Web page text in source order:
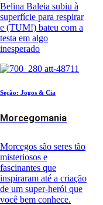
Belina Baleia subiu à
superfície para respirar
e (TUM!) bateu com a
testa em algo
inesperado
Seção: Jogos & Cia
Morcegomania
Morcegos são seres tão
misteriosos e
fascinantes que
inspiraram até a criação
de um super-herói que
você bem conhece.